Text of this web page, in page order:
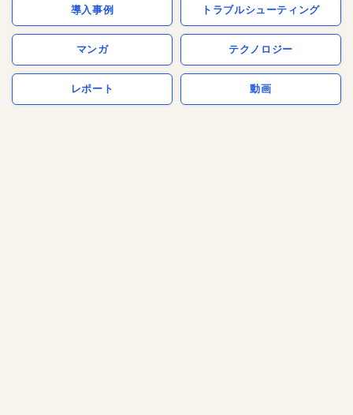
導入事例 トラブルシューティング
マンガ テクノロジー
レポート 動画